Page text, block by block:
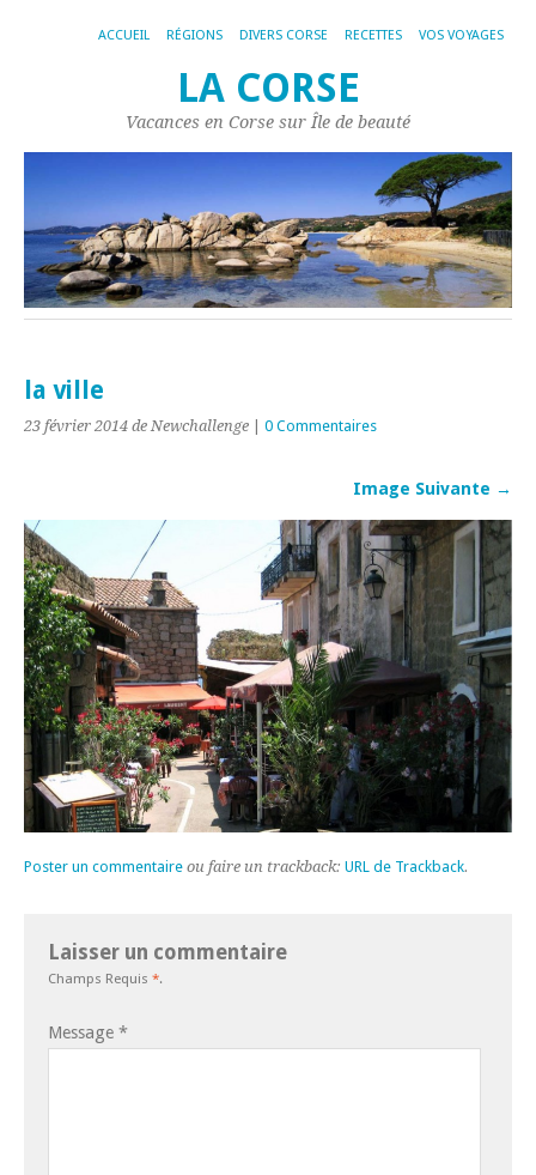
ACCUEIL RÉGIONS DIVERS CORSE RECETTES VOS VOYAGES
LA CORSE
Vacances en Corse sur Île de beauté
la ville
23 février 2014 de Newchallenge | 0 Commentaires
Image Suivante →
Poster un commentaire ou faire un trackback: URL de Trackback.
Laisser un commentaire
Champs Requis *.
Message *